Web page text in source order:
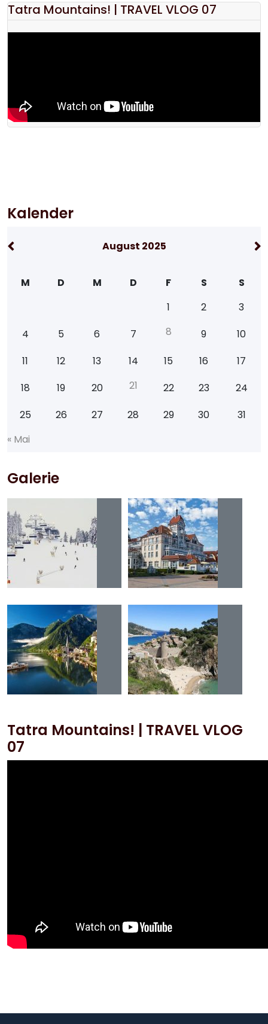
Tatra Mountains! | TRAVEL VLOG 07
Kalender
August 2025
M D M D F S
S
1
2
3
4
5 6 7 8 9
10
11
12 13 14 15 16
17
18
19 20 21 22 23
24
25
26 27 28 29 30
31
« Mai
Galerie
Tatra Mountains! | TRAVEL VLOG
07